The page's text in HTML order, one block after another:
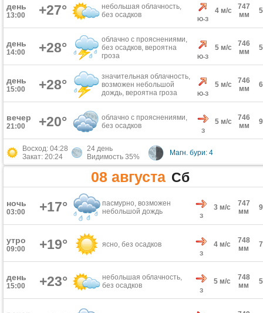
день
13:00 +27°
небольшая облачность,
без осадков
Ю-З
4 м/с
747
мм
день
14:00 +28°
облачно с прояснениями,
без осадков, вероятна
гроза
Ю-З
5 м/с
746
мм
день
15:00 +28°
значительная облачность,
возможен небольшой
дождь, вероятна гроза
Ю-З
5 м/с
746
мм
вечер
21:00 +20°
облачно с прояснениями,
без осадков
З
5 м/с
746
мм
Восход: 04:28
Закат: 20:24
24 день
Видимость 35%
Магн. бури: 4
08 августа Сб
ночь
03:00 +17°
пасмурно, возможен
небольшой дождь
З
3 м/с
747
мм
утро
09:00 +19° ясно, без осадков
З
4 м/с
748
мм
день
15:00 +23°
небольшая облачность,
без осадков
З
5 м/с
748
мм